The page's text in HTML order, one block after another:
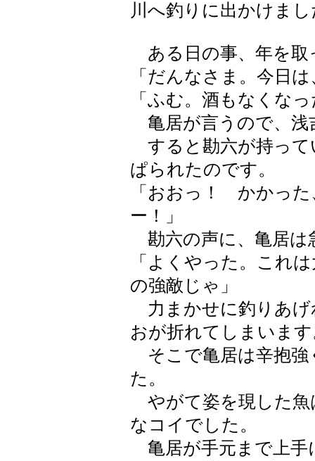
川へ釣りに出かけまし
ある日の事、年を取
「だんなさま。今日
「ふむ。酒もなくな
亀居が言うので、浅
すると勘六が持って
ぱられたのです。
「おおっ！ かかっ
ー！」
勘六の声に、亀居は
「よくやった。これ
の強敵じゃ」
力まかせに釣りあげ
おが折れてしまいま
そこで亀居は辛抱強
た。
やがて姿を現した魚
なコイでした。
亀居が手元まで上手